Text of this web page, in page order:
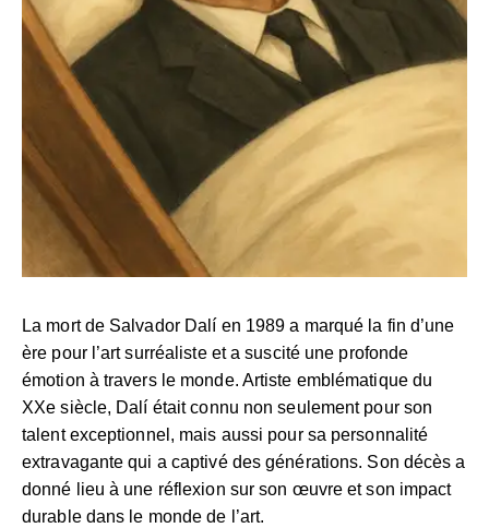
La mort de Salvador Dalí en 1989 a marqué la fin d’une
ère pour l’art surréaliste et a suscité une profonde
émotion à travers le monde. Artiste emblématique du
XXe siècle, Dalí était connu non seulement pour son
talent exceptionnel, mais aussi pour sa personnalité
extravagante qui a captivé des générations. Son décès a
donné lieu à une réflexion sur son œuvre et son impact
durable dans le monde de l’art.